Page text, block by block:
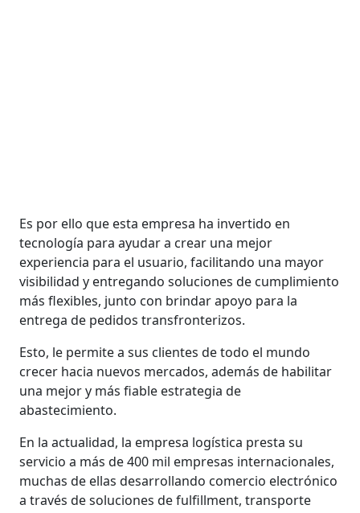
Es por ello que esta empresa ha invertido en
tecnología para ayudar a crear una mejor
experiencia para el usuario, facilitando una mayor
visibilidad y entregando soluciones de cumplimiento
más flexibles, junto con brindar apoyo para la
entrega de pedidos transfronterizos.
Esto, le permite a sus clientes de todo el mundo
crecer hacia nuevos mercados, además de habilitar
una mejor y más fiable estrategia de
abastecimiento.
En la actualidad, la empresa logística presta su
servicio a más de 400 mil empresas internacionales,
muchas de ellas desarrollando comercio electrónico
a través de soluciones de fulfillment, transporte